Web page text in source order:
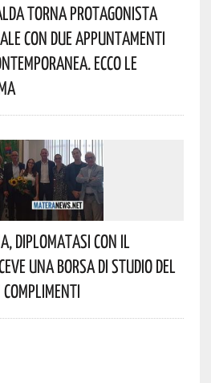
Torna Protagonista
Con Due Appuntamenti
Ecco Le
Diplomatasi Con Il
Una Borsa Di Studio Del